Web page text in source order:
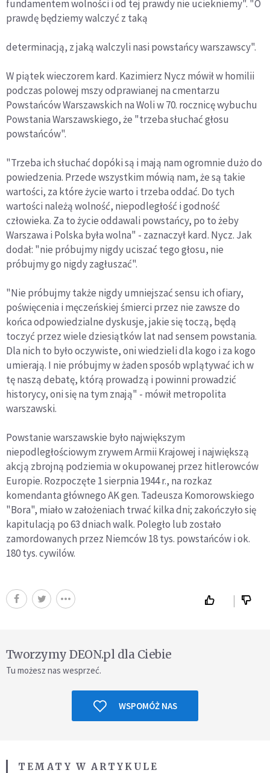
fundamentem wolności i od tej prawdy nie uciekniemy". "O
prawdę będziemy walczyć z taką
determinacją, z jaką walczyli nasi powstańcy warszawscy".
W piątek wieczorem kard. Kazimierz Nycz mówił w homilii
podczas polowej mszy odprawianej na cmentarzu
Powstańców Warszawskich na Woli w 70. rocznicę wybuchu
Powstania Warszawskiego, że "trzeba słuchać głosu
powstańców".
"Trzeba ich słuchać dopóki są i mają nam ogromnie dużo do
powiedzenia. Przede wszystkim mówią nam, że są takie
wartości, za które życie warto i trzeba oddać. Do tych
wartości należą wolność, niepodległość i godność
człowieka. Za to życie oddawali powstańcy, po to żeby
Warszawa i Polska była wolna" - zaznaczył kard. Nycz. Jak
dodał: "nie próbujmy nigdy uciszać tego głosu, nie
próbujmy go nigdy zagłuszać".
"Nie próbujmy także nigdy umniejszać sensu ich ofiary,
poświęcenia i męczeńskiej śmierci przez nie zawsze do
końca odpowiedzialne dyskusje, jakie się toczą, będą
toczyć przez wiele dziesiątków lat nad sensem powstania.
Dla nich to było oczywiste, oni wiedzieli dla kogo i za kogo
umierają. I nie próbujmy w żaden sposób wplątywać ich w
tę naszą debatę, którą prowadzą i powinni prowadzić
historycy, oni się na tym znają" - mówił metropolita
warszawski.
Powstanie warszawskie było największym
niepodległościowym zrywem Armii Krajowej i największą
akcją zbrojną podziemia w okupowanej przez hitlerowców
Europie. Rozpoczęte 1 sierpnia 1944 r., na rozkaz
komendanta głównego AK gen. Tadeusza Komorowskiego
"Bora", miało w założeniach trwać kilka dni; zakończyło się
kapitulacją po 63 dniach walk. Poległo lub zostało
zamordowanych przez Niemców 18 tys. powstańców i ok.
180 tys. cywilów.
Tworzymy DEON.pl dla Ciebie
Tu możesz nas wesprzeć.
WSPOMÓŻ NAS
TEMATY W ARTYKULE